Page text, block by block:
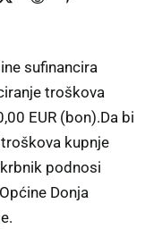
sufinancira
troškova
EUR (bon).Da bi
kupnje
podnosi
Donja